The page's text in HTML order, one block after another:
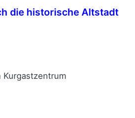
die historische Altstadt
Kurgastzentrum